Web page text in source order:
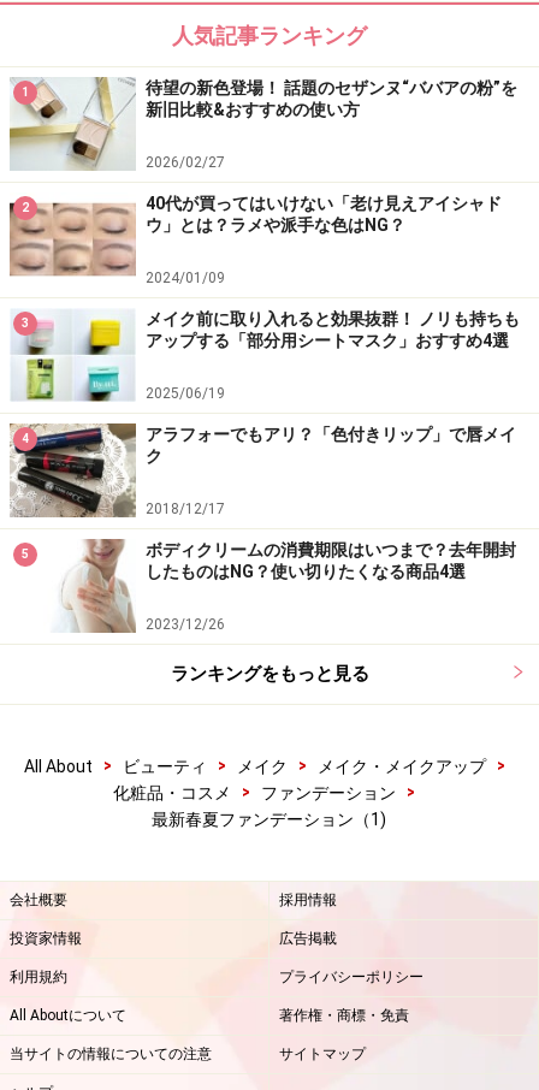
人気記事ランキング
1
待望の新色登場！ 話題のセザンヌ“ババアの粉”を
新旧比較&おすすめの使い方
2026/02/27
2
40代が買ってはいけない「老け見えアイシャド
ウ」とは？ラメや派手な色はNG？
2024/01/09
3
メイク前に取り入れると効果抜群！ ノリも持ちも
アップする「部分用シートマスク」おすすめ4選
2025/06/19
4
アラフォーでもアリ？「色付きリップ」で唇メイ
ク
2018/12/17
5
ボディクリームの消費期限はいつまで？去年開封
したものはNG？使い切りたくなる商品4選
2023/12/26
ランキングをもっと見る
All About > ビューティ > メイク > メイク・メイクアップ
>
化粧品・コスメ
> ファンデーション
>
最新春夏ファンデーション（1)
会社概要 採用情報
投資家情報 広告掲載
利用規約 プライバシーポリシー
All Aboutについて 著作権・商標・免責
当サイトの情報についての注意 サイトマップ